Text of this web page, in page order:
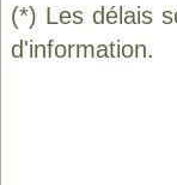
(*) Les délais
d'information.